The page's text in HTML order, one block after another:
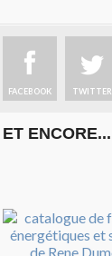
FACEBOOK TWITTER
ET ENCORE...